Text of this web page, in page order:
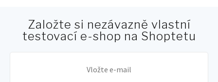
Založte si nezávazně vlastní
testovací e-shop na Shoptetu